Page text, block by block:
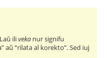
iliveka nur signifu
aŭ “rilata al korekto”. Sed iuj